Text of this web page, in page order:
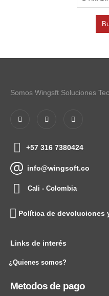
Somos Wingsft Soluciones
+57 316 7380424
info@wingsoft.co
Cali - Colombia
Política de devoluciones
Links de interés
¿Quienes somos?
Metodos de pago